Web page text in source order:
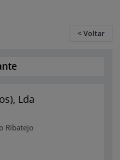
< Voltar
Lda
Ribatejo